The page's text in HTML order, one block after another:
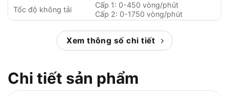
Tốc độ không tải
Cấp 1: 0-450 vòng/phút
Cấp 2: 0-1750 vòng/phút
Chế độ bắt vít
20 cấp độ trượt
Đầu ngậm vít
1/4 inch (6.35mm, lục giác)
Khả năng khoan
Thép: 10mm
Gỗ: 25mm
Xem thông số chi tiết
Chi tiết sản phẩm